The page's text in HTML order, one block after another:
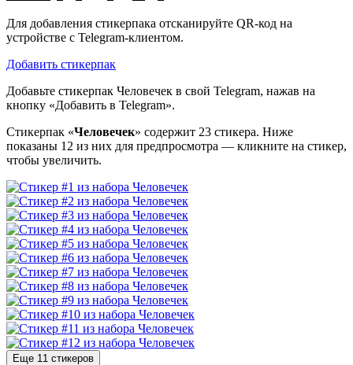
Для добавления стикерпака отсканируйте QR-код на
устройстве с Telegram-клиентом.
Добавить стикерпак
Добавьте стикерпак Человечек в свой Telegram, нажав на
кнопку «Добавить в Telegram».
Стикерпак «Человечек» содержит 23 стикера. Ниже
показаны 12 из них для предпросмотра — кликните на стикер,
чтобы увеличить.
Еще 11 стикеров